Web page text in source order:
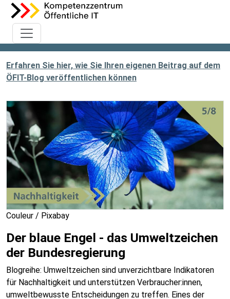
Erfahren Sie hier, wie Sie Ihren eigenen Beitrag auf dem
ÖFIT-Blog veröffentlichen können
Couleur / Pixabay
Der blaue Engel - das Umweltzeichen
der Bundesregierung
Blogreihe: Umweltzeichen sind unverzichtbare Indikatoren
für Nachhaltigkeit und unterstützen Verbraucher:innen,
umweltbewusste Entscheidungen zu treffen. Eines der